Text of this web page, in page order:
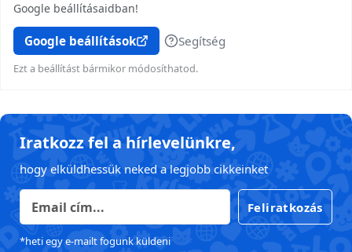
Google beállításaidban!
Google beállítások Segítség
Ezt a beállítást bármikor módosíthatod.
Iratkozz fel a hírlevelünkre,
hogy elküldhessük neked a legjobb cikkeinket
Feliratkozás
*heti egy e-mailt fogunk küldeni